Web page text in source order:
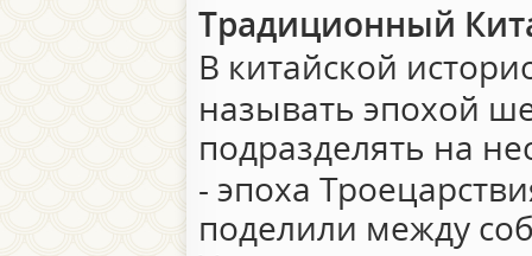
Традиционный
В китайской
называть эпохой
подразделять на
- эпоха
поделили между